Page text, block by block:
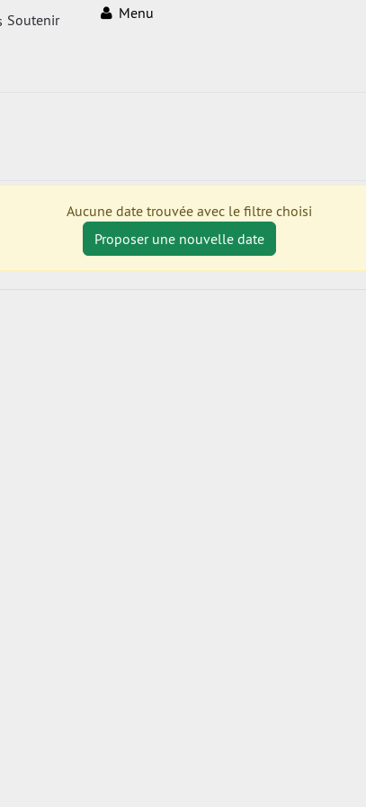
Soutenir Menu
Aucune date trouvée avec le filtre choisi
Proposer une nouvelle date